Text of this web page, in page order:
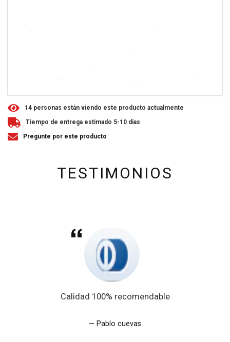
1 4 personas están viendo este producto actualmente
Tiempo de entrega estimado 5-10 dias
Pregunte por este producto
TESTIMONIOS
Calidad 100% recomendable
Pablo cuevas